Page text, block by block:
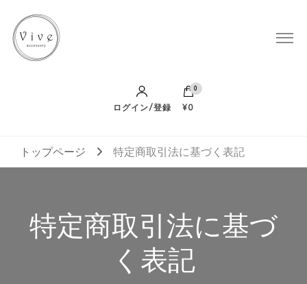
Vive Accessory
ログイン/登録
0
¥0
トップページ 特定商取引法に基づく表記
特定商取引法に基づ
く表記